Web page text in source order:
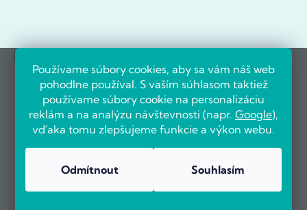
Používame súbory cookies, aby sa vám náš web
pohodlne používal. S vaším súhlasom taktiež
používame súbory cookie na personalizáciu
reklám a na analýzu návštevnosti (napr. Google),
vďaka tomu zlepšujeme funkcie a výkon webu.
Odmítnout Souhlasím
Referencie firiem